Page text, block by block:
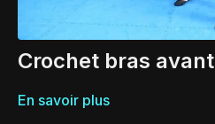
Crochet bras avant
En savoir plus